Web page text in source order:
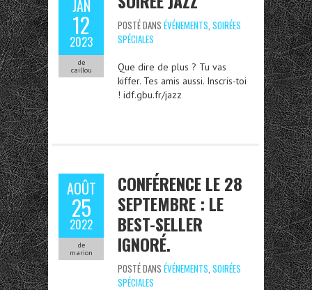
JAN
12
2023
de
caillou
POSTÉ DANS ÉVÉNEMENTS, SOIRÉES
SPÉCIALES
Que dire de plus ? Tu vas
kiffer. Tes amis aussi. Inscris-toi
! idf.gbu.fr/jazz
AOÛT
25
2022
de
marion
CONFÉRENCE LE 28
SEPTEMBRE : LE
BEST-SELLER
IGNORÉ.
POSTÉ DANS ÉVÉNEMENTS, SOIRÉES
SPÉCIALES